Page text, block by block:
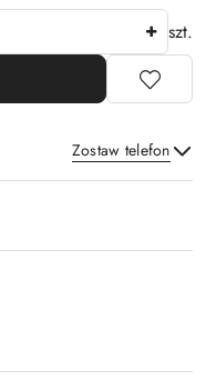
szt.
Zostaw telefon